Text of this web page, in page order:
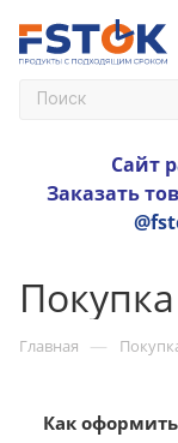
Сайт
Заказать
Главная —
Как